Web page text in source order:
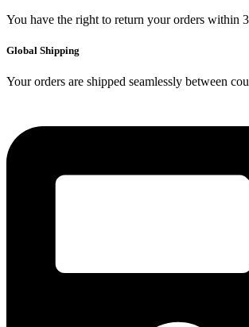
You have the right to return your orders within
Global Shipping
Your orders are shipped seamlessly between